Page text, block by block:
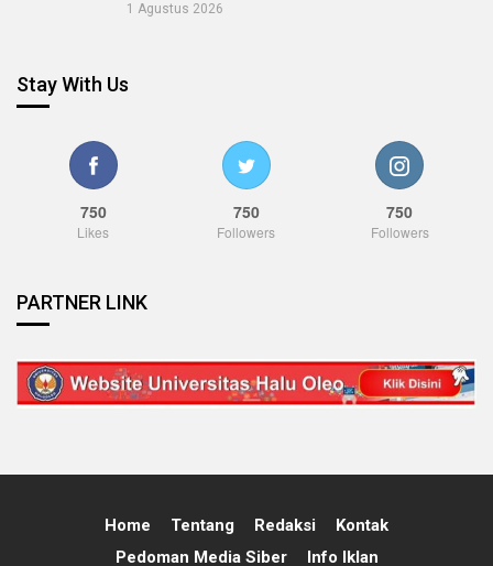
1 Agustus 2026
Stay With Us
750
Likes
750
Followers
750
Followers
PARTNER LINK
Home Tentang Redaksi
Kontak
Pedoman Media Siber
Info Iklan